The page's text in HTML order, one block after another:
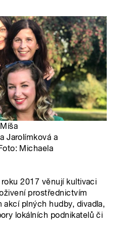
Jarolímková a
Michaela
2017 věnují kultivaci
prostřednictvím
plných hudby, divadla,
lokálních podnikatelů či